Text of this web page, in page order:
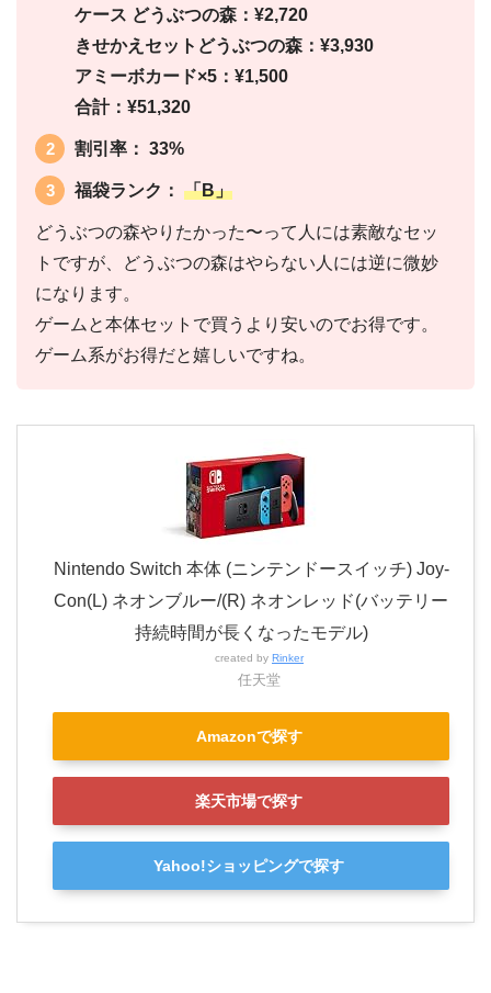
ケース どうぶつの森：¥2,720
きせかえセットどうぶつの森：¥3,930
アミーボカード×5：¥1,500
合計：¥51,320
割引率： 33%
福袋ランク：「B」
どうぶつの森やりたかった〜って人には素敵なセッ
トですが、どうぶつの森はやらない人には逆に微妙
になります。
ゲームと本体セットで買うより安いのでお得です。
ゲーム系がお得だと嬉しいですね。
Nintendo Switch 本体 (ニンテンドースイッチ) Joy-
Con(L) ネオンブルー/(R) ネオンレッド(バッテリー
持続時間が長くなったモデル)
created by Rinker
任天堂
Amazonで探す
楽天市場で探す
Yahoo!ショッピングで探す